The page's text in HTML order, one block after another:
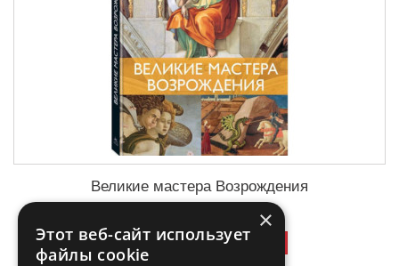
Великие мастера Возрождения
17,08 € 34,15 € -50%
×
Этот веб-сайт использует
файлы cookie